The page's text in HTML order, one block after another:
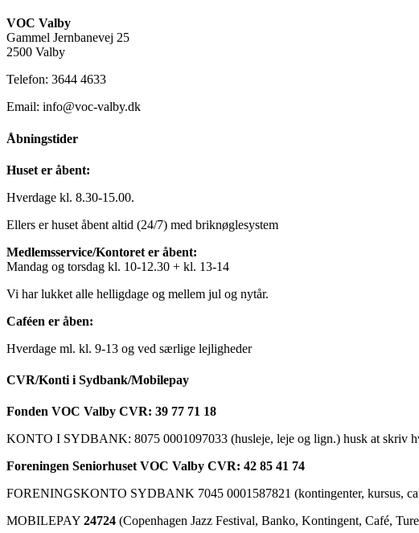
VOC Valby
Gammel Jernbanevej 25
2500 Valby
Telefon: 3644 4633
Email: info@voc-valby.dk
Åbningstider
Huset er åbent:
Hverdage kl. 8.30-15.00.
Ellers er huset åbent altid (24/7) med briknøglesystem
Medlemsservice/Kontoret er åbent:
Mandag og torsdag kl. 10-12.30 + kl. 13-14
Vi har lukket alle helligdage og mellem jul og nytår.
Caféen er åben:
Hverdage ml. kl. 9-13 og ved særlige lejligheder
CVR/Konti i Sydbank/Mobilepay
Fonden VOC Valby CVR: 39 77 71 18
KONTO I SYDBANK: 8075 0001097033 (husleje, leje og lign.) husk at skriv
Foreningen Seniorhuset VOC Valby CVR: 42 85 41 74
FORENINGSKONTO SYDBANK 7045 0001587821 (kontingenter, kursus,
MOBILEPAY 24724 (Copenhagen Jazz Festival, Banko, Kontingent, Café,